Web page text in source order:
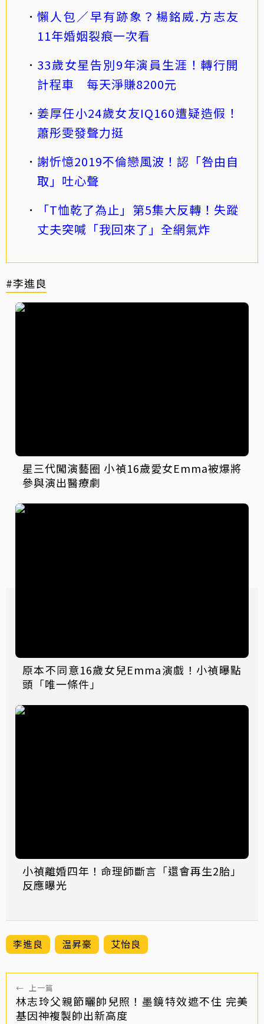
懶人包／早有跡象？楊銘威.方志友
11年婚姻裂痕一次看
33歲女星告別9年演員生涯！轉行開
計程車 每天淨賺8200元
姜厚任小24歲女友IQ160遭疑造假！
蕭彤雯發聲力挺
謝忻憶2019不倫戀風波！認「咎由自
取」吐心聲
「T恤乾了為止」第5集大反轉！失蹤
丈夫突喊「我回來了」全網氣炸
#李進良
星三代闖演藝圈 小禎16歲愛女Emma被爆將
參與演出醫療劇
原本不同意16歲女兒Emma演戲！小禎曝點
頭「唯一條件」
小禎離婚四年！命理師斷言「還會再生2胎」
反應曝光
李進良 温昇豪 艾怡良
← 上一篇
林志玲父親節曬帥兒照！墨鏡特效遮不住 完美
基因神複製帥出新高度